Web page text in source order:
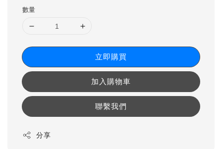
數量
立即購買
加入購物車
聯繫我們
分享